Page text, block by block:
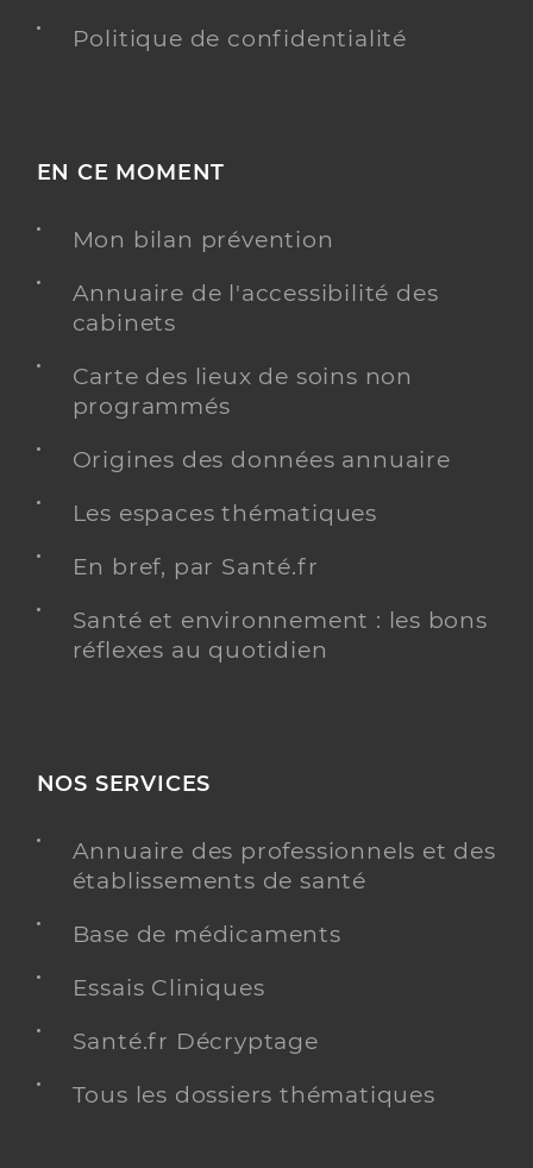
Politique de confidentialité
EN CE MOMENT
Mon bilan prévention
Annuaire de l'accessibilité des
cabinets
Carte des lieux de soins non
programmés
Origines des données annuaire
Les espaces thématiques
En bref, par Santé.fr
Santé et environnement : les bons
réflexes au quotidien
NOS SERVICES
Annuaire des professionnels et des
établissements de santé
Base de médicaments
Essais Cliniques
Santé.fr Décryptage
Tous les dossiers thématiques